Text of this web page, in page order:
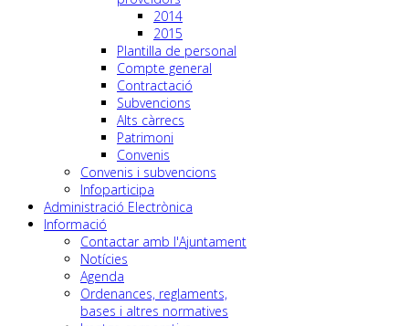
2014
2015
Plantilla de personal
Compte general
Contractació
Subvencions
Alts càrrecs
Patrimoni
Convenis
Convenis i subvencions
Infoparticipa
Administració Electrònica
Informació
Contactar amb l'Ajuntament
Notícies
Agenda
Ordenances, reglaments,
bases i altres normatives